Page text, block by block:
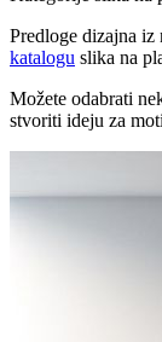
Predloge dizajna iz
katalogu slika na
Možete odabrati
stvoriti ideju za